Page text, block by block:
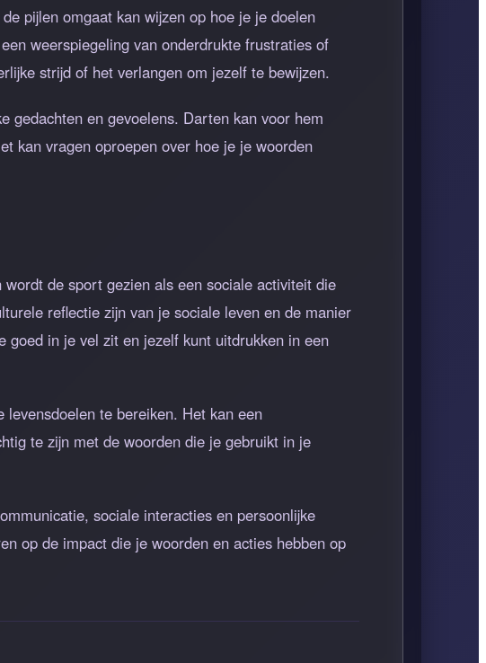
pijlen omgaat kan wijzen op hoe je je doelen
weerspiegeling van onderdrukte frustraties of
strijd of het verlangen om jezelf te bewijzen.
gedachten en gevoelens. Darten kan voor hem
kan vragen oproepen over hoe je je woorden
de sport gezien als een sociale activiteit die
reflectie zijn van je sociale leven en de manier
in je vel zit en jezelf kunt uitdrukken in een
te bereiken. Het kan een
te zijn met de woorden die je gebruikt in je
sociale interacties en persoonlijke
op de impact die je woorden en acties hebben op